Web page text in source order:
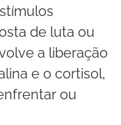
de luta ou
a liberação
e o cortisol,
ou